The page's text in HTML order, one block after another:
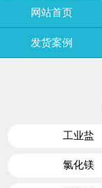
网站首页
发货案例
工业盐
氯化镁